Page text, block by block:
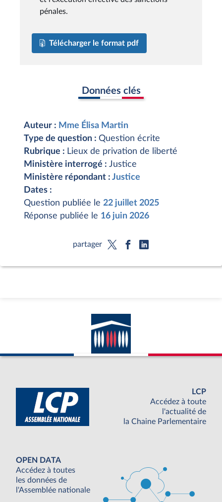
pénales.
Télécharger le format pdf
Données clés
Auteur : Mme Élisa Martin
Type de question : Question écrite
Rubrique : Lieux de privation de liberté
Ministère interrogé : Justice
Ministère répondant : Justice
Dates :
Question publiée le 22 juillet 2025
Réponse publiée le 16 juin 2026
partager
LCP
Accédez à toute
l'actualité de
la Chaine Parlementaire
OPEN DATA
Accédez à toutes
les données de
l'Assemblée nationale